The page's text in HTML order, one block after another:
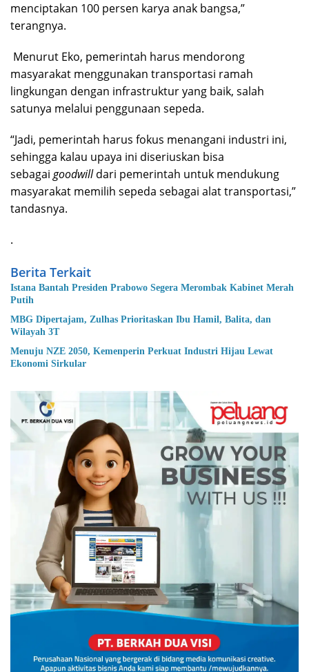
menciptakan 100 persen karya anak bangsa,”
terangnya.
Menurut Eko, pemerintah harus mendorong
masyarakat menggunakan transportasi ramah
lingkungan dengan infrastruktur yang baik, salah
satunya melalui penggunaan sepeda.
“Jadi, pemerintah harus fokus menangani industri ini,
sehingga kalau upaya ini diseriuskan bisa
sebagaigoodwilldari pemerintah untuk mendukung
masyarakat memilih sepeda sebagai alat transportasi,”
tandasnya.
.
Berita Terkait
Istana Bantah Presiden Prabowo Segera Merombak Kabinet Merah
Putih
MBG Dipertajam, Zulhas Prioritaskan Ibu Hamil, Balita, dan
Wilayah 3T
Menuju NZE 2050, Kemenperin Perkuat Industri Hijau Lewat
Ekonomi Sirkular